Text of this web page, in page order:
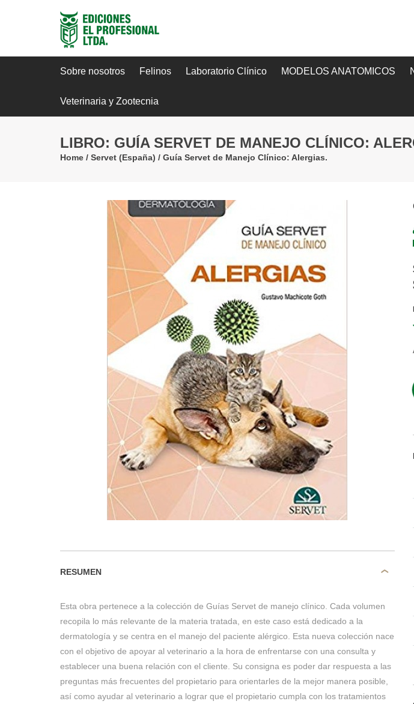
Sobre nosotros Felinos Laboratorio Clínico MODELOS ANATOMICOS
Veterinaria y Zootecnia
LIBRO: GUÍA SERVET DE MANEJO CLÍNICO:
Home/ Servet (España) / Guía Servet de Manejo Clínico: Alergias.
RESUMEN
Esta obra pertenece a la colección de Guías Servet de manejo clínico. Cada volumen
recopila lo más relevante de la materia tratada, en este caso está dedicado a la
dermatología y se centra en el manejo del paciente alérgico. Esta nueva colección nace
con el objetivo de apoyar al veterinario a la hora de enfrentarse con una consulta y
establecer una buena relación con el cliente. Su consigna es poder dar respuesta a las
preguntas más frecuentes del propietario para orientarles de la mejor manera posible,
así como ayudar al veterinario a lograr que el propietario cumpla con los tratamientos